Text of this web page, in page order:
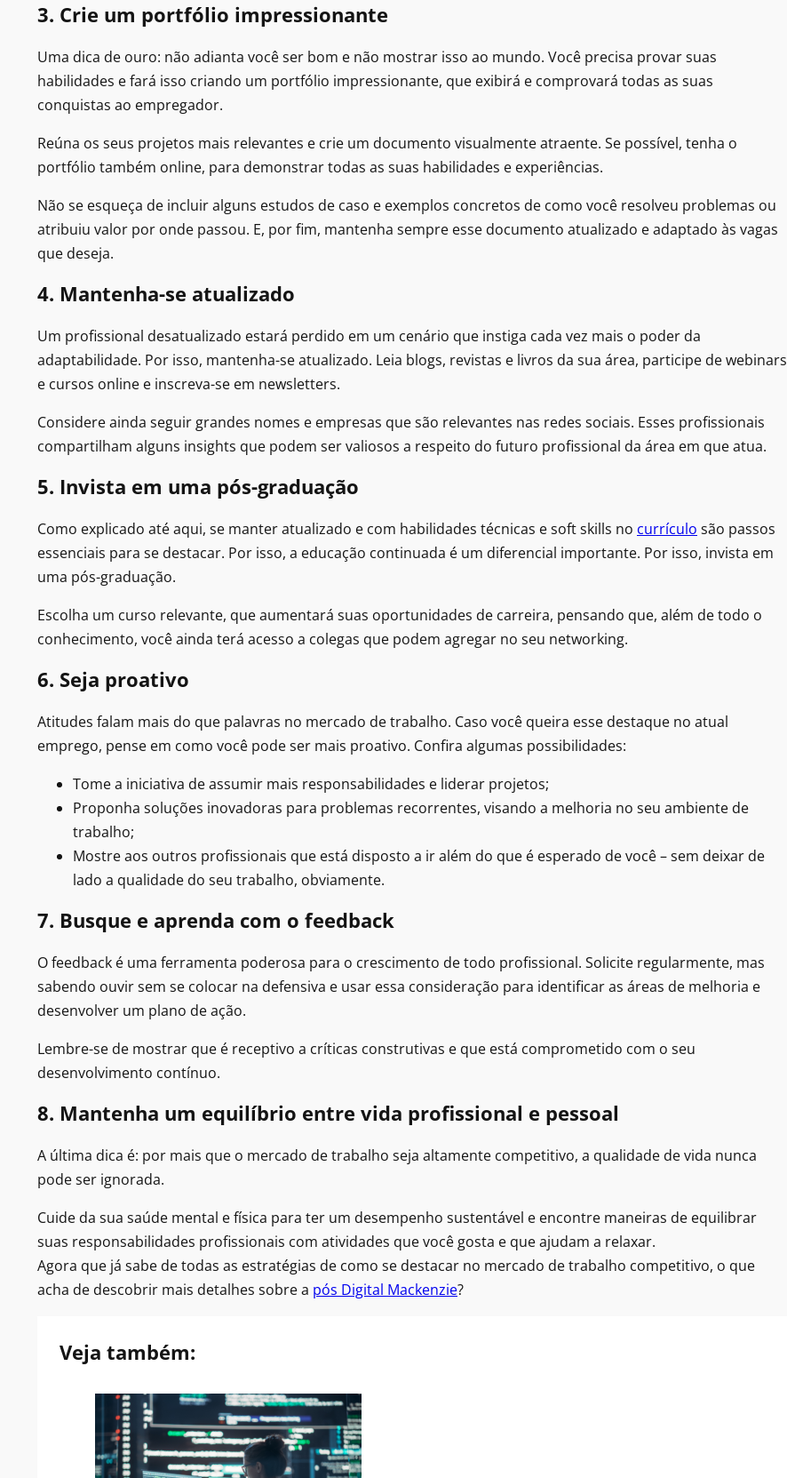
3. Crie um portfólio impressionante
Uma dica de ouro: não adianta você ser bom e não mostrar isso ao mundo. Você precisa provar suas
habilidades e fará isso criando um portfólio impressionante, que exibirá e comprovará todas as suas
conquistas ao empregador.
Reúna os seus projetos mais relevantes e crie um documento visualmente atraente. Se possível, tenha o
portfólio também online, para demonstrar todas as suas habilidades e experiências.
Não se esqueça de incluir alguns estudos de caso e exemplos concretos de como você resolveu problemas ou
atribuiu valor por onde passou. E, por fim, mantenha sempre esse documento atualizado e adaptado às vagas
que deseja.
4. Mantenha-se atualizado
Um profissional desatualizado estará perdido em um cenário que instiga cada vez mais o poder da
adaptabilidade. Por isso, mantenha-se atualizado. Leia blogs, revistas e livros da sua área, participe de webinars
e cursos online e inscreva-se em newsletters.
Considere ainda seguir grandes nomes e empresas que são relevantes nas redes sociais. Esses profissionais
compartilham alguns insights que podem ser valiosos a respeito do futuro profissional da área em que atua.
5. Invista em uma pós-graduação
Como explicado até aqui, se manter atualizado e com habilidades técnicas e soft skills no currículo são passos
essenciais para se destacar. Por isso, a educação continuada é um diferencial importante. Por isso, invista em
uma pós-graduação.
Escolha um curso relevante, que aumentará suas oportunidades de carreira, pensando que, além de todo o
conhecimento, você ainda terá acesso a colegas que podem agregar no seu networking.
6. Seja proativo
Atitudes falam mais do que palavras no mercado de trabalho. Caso você queira esse destaque no atual
emprego, pense em como você pode ser mais proativo. Confira algumas possibilidades:
Tome a iniciativa de assumir mais responsabilidades e liderar projetos;
Proponha soluções inovadoras para problemas recorrentes, visando a melhoria no seu ambiente de
trabalho;
Mostre aos outros profissionais que está disposto a ir além do que é esperado de você – sem deixar de
lado a qualidade do seu trabalho, obviamente.
7. Busque e aprenda com o feedback
O feedback é uma ferramenta poderosa para o crescimento de todo profissional. Solicite regularmente, mas
sabendo ouvir sem se colocar na defensiva e usar essa consideração para identificar as áreas de melhoria e
desenvolver um plano de ação.
Lembre-se de mostrar que é receptivo a críticas construtivas e que está comprometido com o seu
desenvolvimento contínuo.
8. Mantenha um equilíbrio entre vida profissional e pessoal
A última dica é: por mais que o mercado de trabalho seja altamente competitivo, a qualidade de vida nunca
pode ser ignorada.
Cuide da sua saúde mental e física para ter um desempenho sustentável e encontre maneiras de equilibrar
suas responsabilidades profissionais com atividades que você gosta e que ajudam a relaxar.
Agora que já sabe de todas as estratégias de como se destacar no mercado de trabalho competitivo, o que
acha de descobrir mais detalhes sobre a pós Digital Mackenzie?
Veja também: